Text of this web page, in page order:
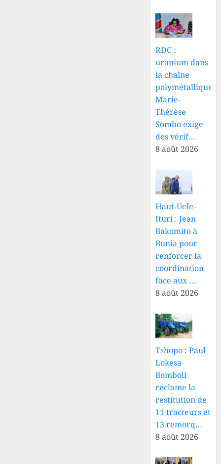
RDC :
uranium dans
la chaîne
polymétallique,
Marie-
Thérèse
Sombo exige
des vérif…
8 août 2026
Haut-Uele–
Ituri : Jean
Bakomito à
Bunia pour
renforcer la
coordination
face aux …
8 août 2026
Tshopo : Paul
Lokesa
Bomboli
réclame la
restitution de
11 tracteurs et
13 remorq…
8 août 2026